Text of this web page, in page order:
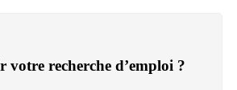
votre recherche d’emploi ?